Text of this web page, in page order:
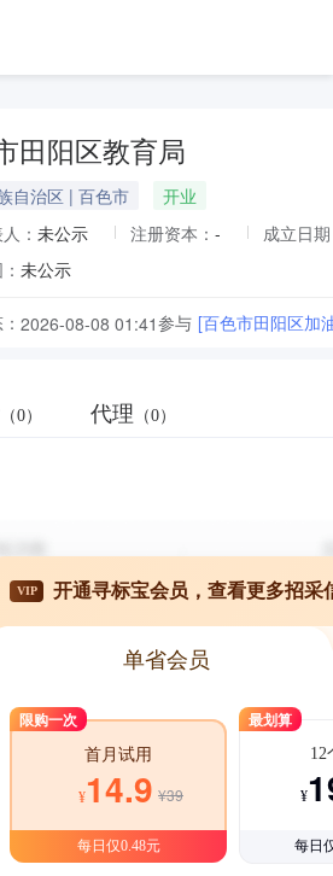
田阳区教育局
自治区 | 百色市
开业
： 未公示 注册资本： -
成立日
未公示
2026-08-08 01:41参与 [百色市田阳区加
（0） 代理 （0）
VIP 开通寻标宝会员，查看更多招采
单省会员
限购一次
首月试用
¥14.9 ¥39
每日仅0.48元
最划算
12
¥
每日